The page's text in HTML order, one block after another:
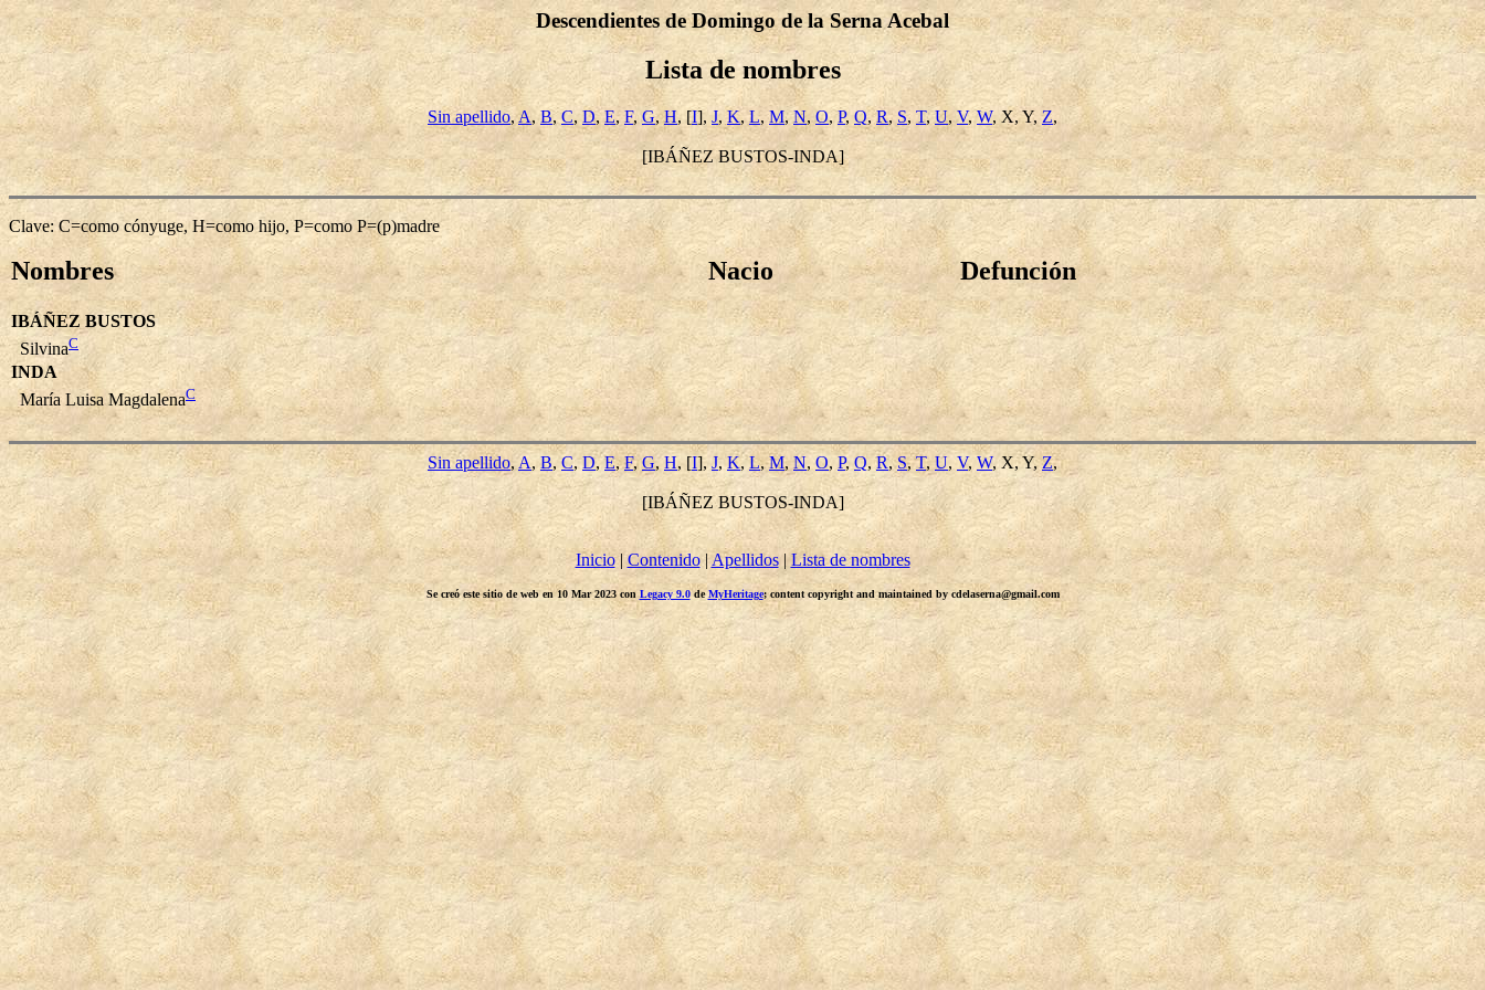
Descendientes de Domingo de la Serna Acebal
Lista de nombres
Sin apellido,A,B,C, D,E, F, G, H, [I], J,K, L,M,N, O,P, Q,R, S, T,U, V,W, X, Y, Z,
[IBÁÑEZ BUSTOS-INDA]
Clave: C=como cónyuge, H=como hijo, P=como P=(p)madre
Nombres Nacio Defunción
IBÁÑEZ BUSTOS
SilvinaC
INDA
María Luisa MagdalenaC
Sin apellido,A, B, C,D,E,F,G, H, [I], J,K,L,M, N, O, P, Q,R,S,T, U, V, W, X, Y,Z,
[IBÁÑEZ BUSTOS-INDA]
Inicio|Contenido| Apellidos| Lista de nombres
Se creó este sitio de web en 10 Mar 2023 con Legacy 9.0deMyHeritage; content copyright and maintained by cdelaserna@gmail.com